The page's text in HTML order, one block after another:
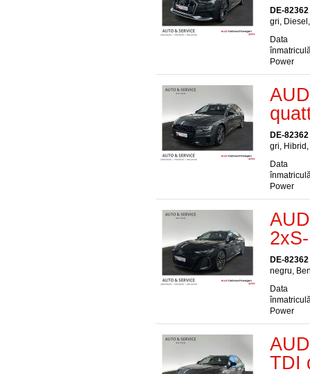
DE-
gri,
Data
Power
DE-
gri,
Data
Power
DE-
negru,
Data
Power
TDI